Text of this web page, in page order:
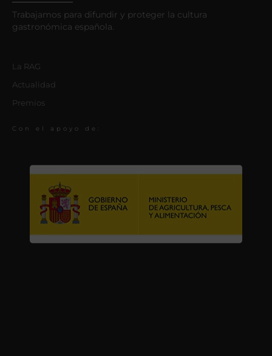
Trabajamos para difundir y proteger la cultura
gastronómica española.
La RAG
Actualidad
Premios
Con el apoyo de: